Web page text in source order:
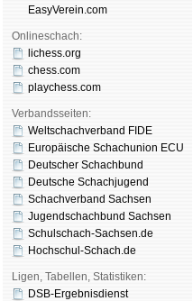
EasyVerein.com
Onlineschach:
lichess.org
chess.com
playchess.com
Verbandsseiten:
Weltschachverband FIDE
Europäische Schachunion ECU
Deutscher Schachbund
Deutsche Schachjugend
Schachverband Sachsen
Jugendschachbund Sachsen
Schulschach-Sachsen.de
Hochschul-Schach.de
Ligen, Tabellen, Statistiken:
DSB-Ergebnisdienst